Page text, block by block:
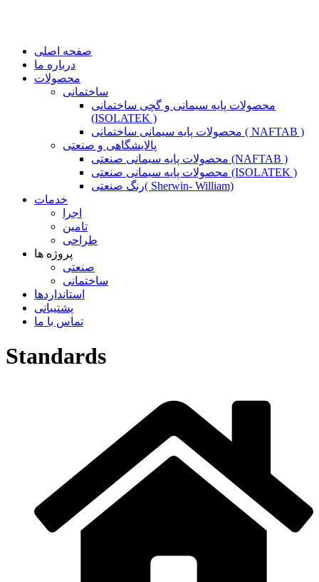
صفحه اصلی
درباره ما
محصولات
ساختمانی
محصولات پایه سیمانی و گچی ساختمانی
(ISOLATEK )
محصولات پایه سیمانی ساختمانی ( NAFTAB )
پالایشگاهی و صنعتی
محصولات پایه سیمانی صنعتی (NAFTAB )
محصولات پایه سیمانی صنعتی (ISOLATEK )
رنگ صنعتی( Sherwin- William)
خدمات
اجرا
تامین
طراحی
پروژه ها
صنعتی
ساختمانی
استانداردها
پشتیبانی
تماس با ما
Standards